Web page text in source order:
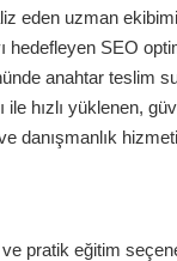
eden uzman
hedefleyen SEO
anahtar teslim
hızlı yüklenen,
danışmanlık
pratik eğitim